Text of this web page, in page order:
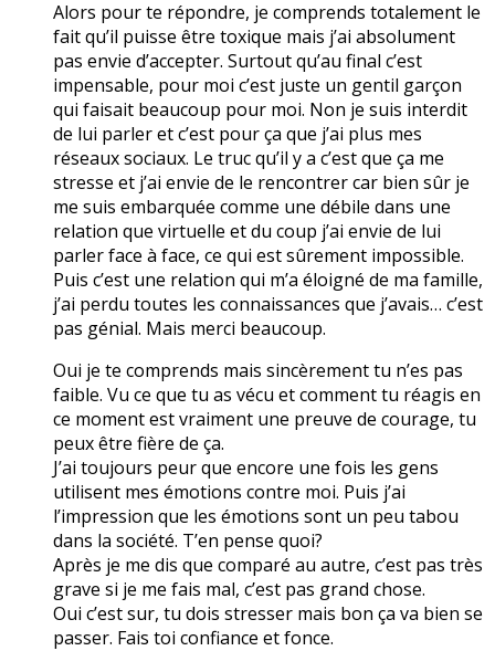
Alors pour te répondre, je comprends totalement le
fait qu’il puisse être toxique mais j’ai absolument
pas envie d’accepter. Surtout qu’au final c’est
impensable, pour moi c’est juste un gentil garçon
qui faisait beaucoup pour moi. Non je suis interdit
de lui parler et c’est pour ça que j’ai plus mes
réseaux sociaux. Le truc qu’il y a c’est que ça me
stresse et j’ai envie de le rencontrer car bien sûr je
me suis embarquée comme une débile dans une
relation que virtuelle et du coup j’ai envie de lui
parler face à face, ce qui est sûrement impossible.
Puis c’est une relation qui m’a éloigné de ma famille,
j’ai perdu toutes les connaissances que j’avais… c’est
pas génial. Mais merci beaucoup.
Oui je te comprends mais sincèrement tu n’es pas
faible. Vu ce que tu as vécu et comment tu réagis en
ce moment est vraiment une preuve de courage, tu
peux être fière de ça.
J’ai toujours peur que encore une fois les gens
utilisent mes émotions contre moi. Puis j’ai
l’impression que les émotions sont un peu tabou
dans la société. T’en pense quoi?
Après je me dis que comparé au autre, c’est pas très
grave si je me fais mal, c’est pas grand chose.
Oui c’est sur, tu dois stresser mais bon ça va bien se
passer. Fais toi confiance et fonce.